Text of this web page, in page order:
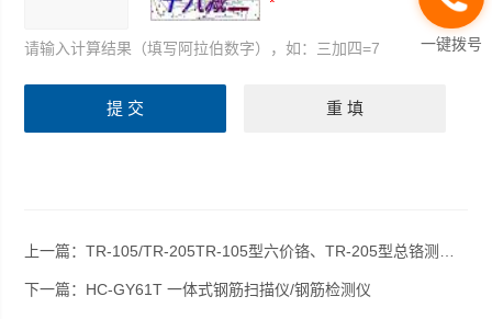
请输入计算结果（填写阿拉伯数字），如：三加四=7
上一篇：TR-105/TR-205TR-105型六价铬、TR-205型总铬测定仪 水质检测
下一篇： HC-GY61T 一体式钢筋扫描仪/钢筋检测仪
一键拨号